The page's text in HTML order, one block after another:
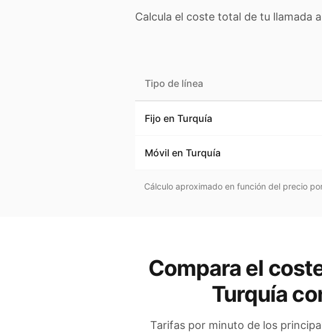
Calcula el coste total de tu llamada a
Tipo de línea
Fijo en Turquía
Móvil en Turquía
Cálculo aproximado en función del precio
Compara el
Turquía
Tarifas por minuto de los